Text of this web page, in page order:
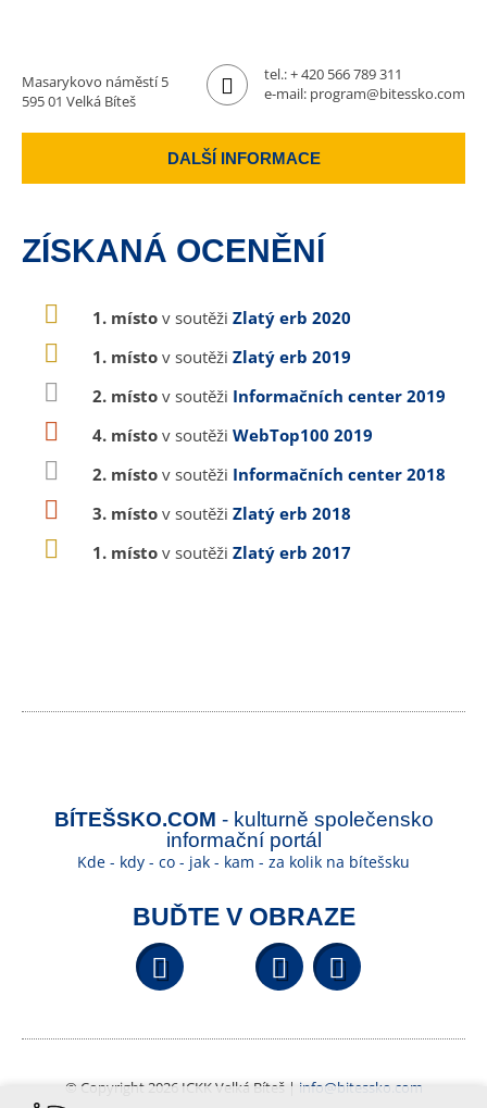
Masarykovo náměstí 5
595 01 Velká Bíteš
tel.:+ 420 566 789 311
e-mail: program@bitessko.com
DALŠÍ INFORMACE
ZÍSKANÁ OCENĚNÍ
1. místo v soutěži Zlatý erb 2020
1. místo v soutěži Zlatý erb 2019
2. místo v soutěži Informačních center 2019
4. místo v soutěži WebTop100 2019
2. místo v soutěži Informačních center 2018
3. místo v soutěži Zlatý erb 2018
1. místo v soutěži Zlatý erb 2017
BÍTEŠSKO.COM - kulturně společensko
informační portál
Kde - kdy - co - jak - kam - za kolik na bítešsku
BUĎTE V OBRAZE
Facebook YouTube
© Copyright 2026 ICKK Velká Bíteš | info@bitessko.com